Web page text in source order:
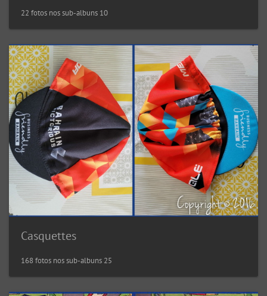
22 fotos nos sub-albuns 10
Casquettes
168 fotos nos sub-albuns 25